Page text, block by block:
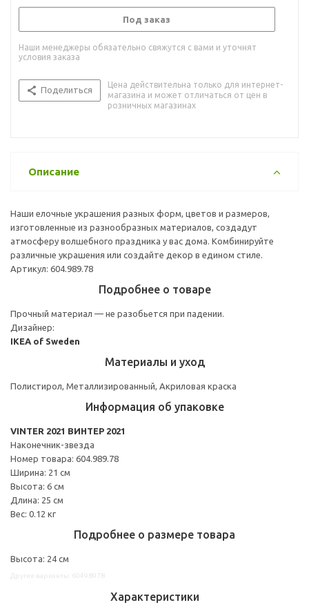
Под заказ
Наши менеджеры обязательно свяжутся с вами и уточнят
условия заказа
Поделиться
Цена действительна только для интернет-
магазина и может отличаться от цен в
розничных магазинах
Описание
Наши елочные украшения разных форм, цветов и размеров,
изготовленные из разнообразных материалов, создадут
атмосферу волшебного праздника у вас дома. Комбинируйте
различные украшения или создайте декор в едином стиле.
Артикул: 604.989.78
Подробнее о товаре
Прочный материал — не разобьется при падении.
Дизайнер:
IKEA of Sweden
Материалы и уход
Полистирол, Металлизированный, Акриловая краска
Информация об упаковке
VINTER 2021 ВИНТЕР 2021
Наконечник-звезда
Номер товара: 604.989.78
Ширина: 21 см
Высота: 6 см
Длина: 25 см
Вес: 0.12 кг
Подробнее о размере товара
Высота: 24 см
Характеристики